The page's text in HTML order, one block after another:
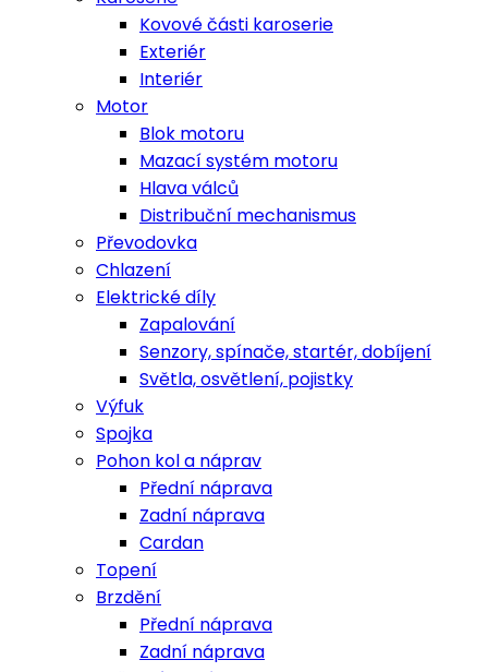
Kovové části karoserie
Exteriér
Interiér
Motor
Blok motoru
Mazací systém motoru
Hlava válců
Distribuční mechanismus
Převodovka
Chlazení
Elektrické díly
Zapalování
Senzory, spínače, startér, dobíjení
Světla, osvětlení, pojistky
Výfuk
Spojka
Pohon kol a náprav
Přední náprava
Zadní náprava
Cardan
Topení
Brzdění
Přední náprava
Zadní náprava